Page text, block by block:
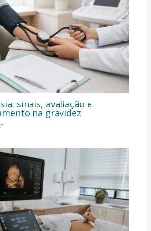
sinais, avaliação e
na gravidez